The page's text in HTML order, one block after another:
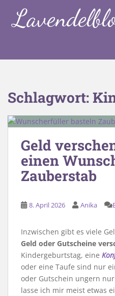
Schlagwort:
Geld
einen
Zauberstab
8. April 2026 Anika
Inzwischen gibt es viele
Geld oder Gutscheine
Kindergeburtstag, eine
oder eine Taufe sind nur
oder Gutschein ungern
lasse ich mir meist etwas